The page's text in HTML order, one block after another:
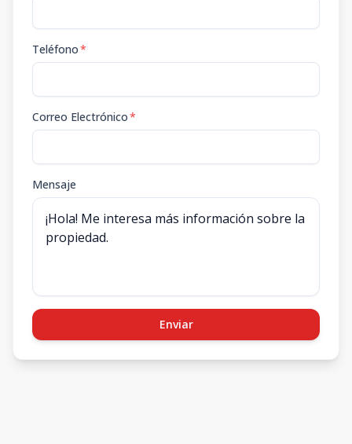
Teléfono*
Correo Electrónico*
Mensaje
Enviar